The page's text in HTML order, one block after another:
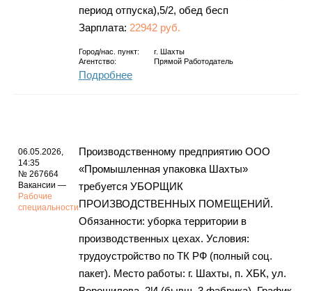
период отпуска),5/2, обед бесп
Зарплата: 22942 руб.
Город/нас. пункт: г.
Шахты
Агентство:
Прямой Работодатель
Подробнее
06.05.2026,
14:35
№ 267664
Вакансии —
Рабочие
специальности
Производственному предприятию ООО
«Промышленная упаковка Шахты»
требуется УБОРЩИК
ПРОИЗВОДСТВЕННЫХ ПОМЕЩЕНИЙ.
Обязанности: уборка территории в
производственных цехах. Условия:
трудоустройство по ТК РФ (полный соц.
пакет). Место работы: г. Шахты, п. ХБК, ул.